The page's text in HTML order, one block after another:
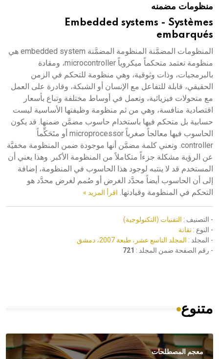
هيئة الموسوعة العربية تطلق موسوعات جديدة في عام 2026منظومات مضمنه
Embedded systems - Systèmes
embarqués
المنظومات المضمَّنة المنظومة المضمَّنة embedded system هي
منظومة تعتمد متحكماً ميكروياً microcontroller، ومقادة
بالبرمجيات، وذات وثوقية، وهي منظومة للتحكم في الزمن
الحقيقي، قابلة للتفاعل مع الإنسان أو الشبكة، وقادرة على العمل
مع متحولات فيزيائية، وتعمل في أوساط مختلفة وتباع بأسعار
اقتصادية منافسة، وهي من ثم منظومة وظيفتها الأساسية ليست
حسابية بل متحكم فيها باستخدام حاسوب مضمَّن ضمنها. قد يكون
الحاسوب فيها معالجاً صغرياً microprocessor أو متَحَكِّماً
controller. وتعني كلمة مضمَّن أنها موجودة ضمن المنظومة مخفيَّة
عن الرؤية مشكلة جزءاً متكاملاً من المنظومة الأكبر. وهذا يعني أن
المستخدم قد لا ينتبه لوجود هذا الحاسوب في المنظومة، إضافة
إلى أن الحاسوب أيضاً محدَّد الغرض أو صُمم لغرض محدَّد هو
التحكم في المنظومة وقيادتها. اقرأ المزيد »
- التصنيف : التقنيات (التكنولوجية)
- النوع : تقانة
- المجلد : المجلد التاسع عشر، طبعة 2007، دمشق
- رقم الصفحة ضمن المجلد : 721
متنوع
معجم المصطلحات